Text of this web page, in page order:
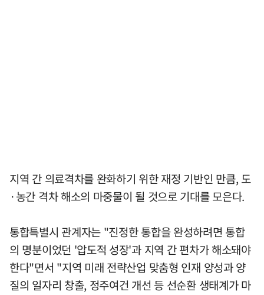
지역 간 의료격차를 완화하기 위한 재정 기반인 만큼, 도
·농간 격차 해소의 마중물이 될 것으로 기대를 모은다.
통합특별시 관계자는 "진정한 통합을 완성하려면 통합
의 명분이었던 '압도적 성장'과 지역 간 편차가 해소돼야
한다"면서 "지역 미래 전략산업 맞춤형 인재 양성과 양
질의 일자리 창출, 정주여건 개선 등 선순환 생태계가 마